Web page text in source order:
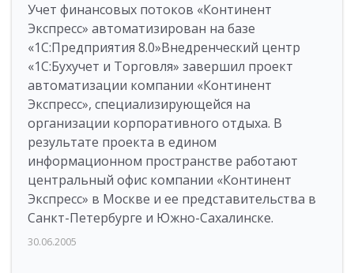
Учет финансовых потоков «Континент
Экспресс» автоматизирован на базе
«1С:Предприятия 8.0»Внедренческий центр
«1С:Бухучет и Торговля» завершил проект
автоматизации компании «Континент
Экспресс», специализирующейся на
организации корпоративного отдыха. В
результате проекта в едином
информационном пространстве работают
центральный офис компании «Континент
Экспресс» в Москве и ее представительства в
Санкт-Петербурге и Южно-Сахалинске.
30.06.2005